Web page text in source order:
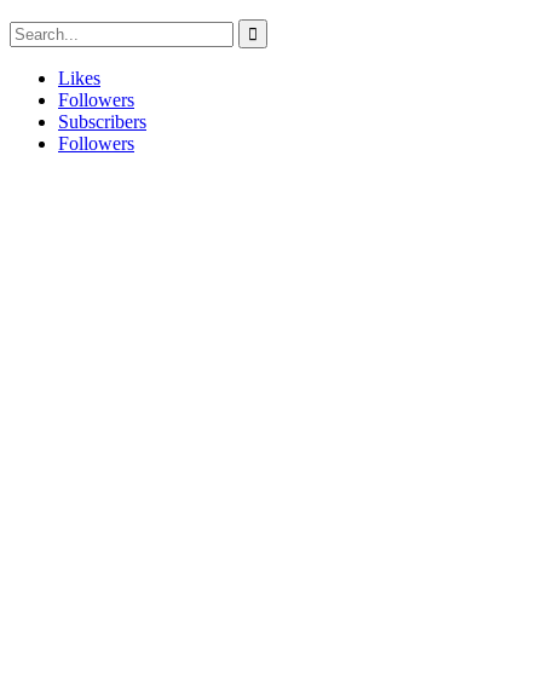
Likes
Followers
Subscribers
Followers